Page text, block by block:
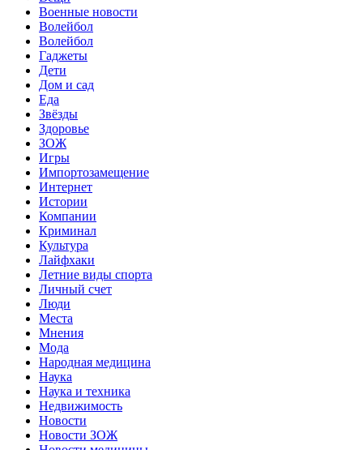
Военные новости
Волейбол
Волейбол
Гаджеты
Дети
Дом и сад
Еда
Звёзды
Здоровье
ЗОЖ
Игры
Импортозамещение
Интернет
Истории
Компании
Криминал
Культура
Лайфхаки
Летние виды спорта
Личный счет
Люди
Места
Мнения
Мода
Народная медицина
Наука
Наука и техника
Недвижимость
Новости
Новости ЗОЖ